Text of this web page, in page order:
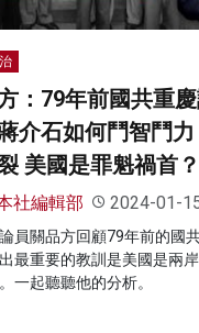
：79年前國共重
介石如何鬥智鬥
美國是罪魁禍首？
社編輯部 2024-01-
員關品方回顧79年前的國
最重要的教訓是美國是兩
一起聽聽他的分析。